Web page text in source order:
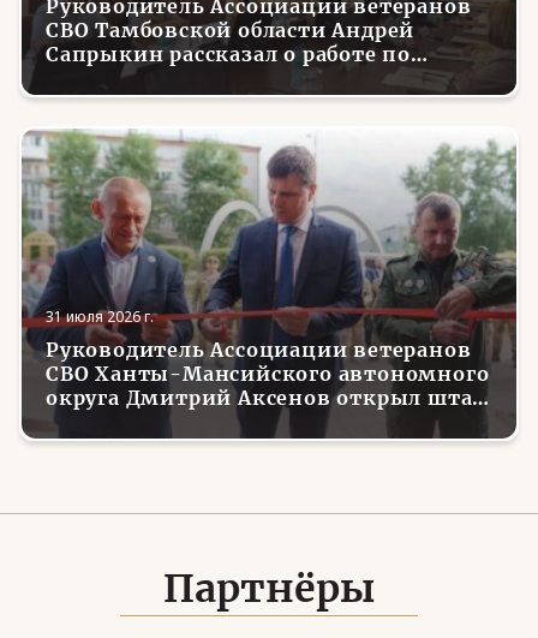
Руководитель Ассоциации ветеранов
СВО Тамбовской области Андрей
Сапрыкин рассказал о работе по
трудоустройству вернувшихся с
фронта боевых товарищей
31 июля 2026 г.
Руководитель Ассоциации ветеранов
СВО Ханты-Мансийского автономного
округа Дмитрий Аксенов открыл штаб
местного отделения организации в
Советском
Партнёры